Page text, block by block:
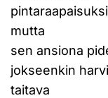
mutta
sen ansiona
jokseenkin
taitava